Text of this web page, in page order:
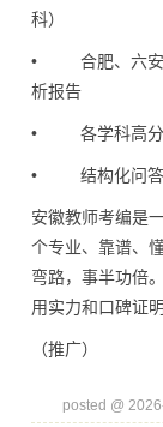
科）
• 合肥、六安、
析报告
• 各学科高分
• 结构化问答
安徽教师考编是
个专业、靠谱、
弯路，事半功倍
用实力和口碑证
（推广）
posted @